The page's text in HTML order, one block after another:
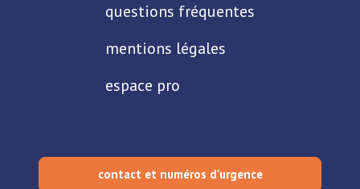
questions fréquentes
mentions légales
espace pro
contact et numéros d'urgence